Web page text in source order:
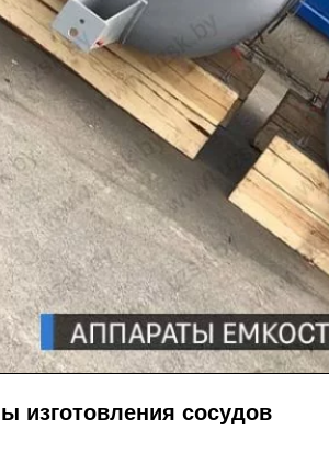
изготовления сосудов